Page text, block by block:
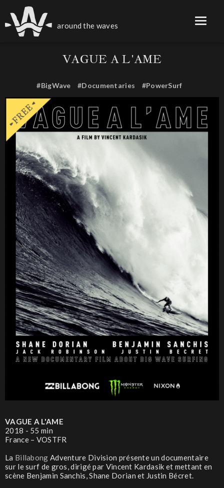
around the waves
VAGUE A L'AME
#BigWave #Documentaries #PowerSurf
VAGUE A L'AME
2018 - 55 min
France – VOSTFR
La Billabong Adventure Division présente un documentaire
sur le surf de gros, dirigé par Vincent Kardasik et mettant en
scène Benjamin Sanchis, Shane Dorian et Justin Bécret.